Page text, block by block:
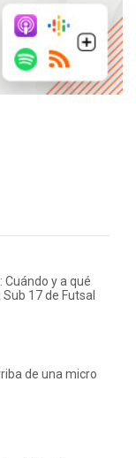
Cuándo y a qué
17 de Futsal
de una micro